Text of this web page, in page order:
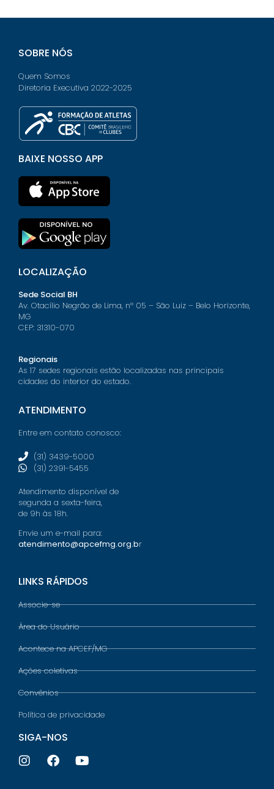
SOBRE NÓS
Quem Somos
Diretoria Executiva 2022-2025
BAIXE NOSSO APP
LOCALIZAÇÃO
Sede Social BH
Av. Otacílio Negrão de Lima, nº 05 – São Luiz – Belo Horizonte,
MG
CEP: 31310-070
Regionais
As 17 sedes regionais estão localizadas nas principais
cidades do interior do estado.
ATENDIMENTO
Entre em contato conosco:
(31) 3439-5000
(31) 2391-5455
Atendimento disponível de
segunda a sexta-feira,
de 9h às 18h.
Envie um e-mail para:
atendimento@apcefmg.org.br
LINKS RÁPIDOS
Associe-se
Área do Usuário
Acontece na APCEF/MG
Ações coletivas
Convênios
Política de privacidade
SIGA-NOS